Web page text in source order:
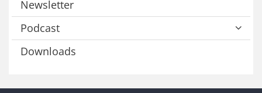
Newsletter
Podcast
Downloads